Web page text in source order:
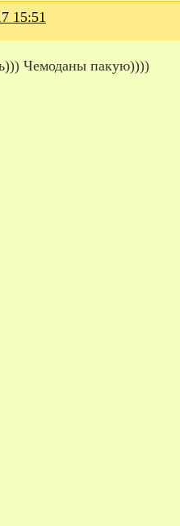
15:51
Чемоданы пакую))))